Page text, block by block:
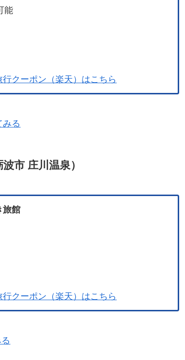
能
クーポン（楽天）はこちら
みる
市 庄川温泉）
旅館
クーポン（楽天）はこちら